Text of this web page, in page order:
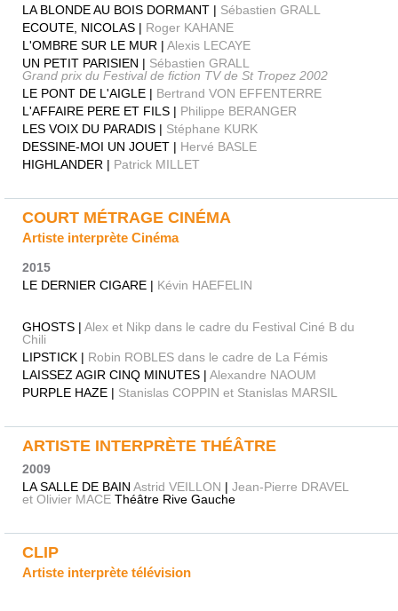
LA BLONDE AU BOIS DORMANT | Sébastien GRALL
ECOUTE, NICOLAS | Roger KAHANE
L'OMBRE SUR LE MUR | Alexis LECAYE
UN PETIT PARISIEN | Sébastien GRALL
Grand prix du Festival de fiction TV de St Tropez 2002
LE PONT DE L'AIGLE | Bertrand VON EFFENTERRE
L'AFFAIRE PERE ET FILS | Philippe BERANGER
LES VOIX DU PARADIS | Stéphane KURK
DESSINE-MOI UN JOUET | Hervé BASLE
HIGHLANDER | Patrick MILLET
COURT MÉTRAGE CINÉMA
Artiste interprète Cinéma
2015
LE DERNIER CIGARE | Kévin HAEFELIN
GHOSTS | Alex et Nikp dans le cadre du Festival Ciné B du
Chili
LIPSTICK | Robin ROBLES dans le cadre de La Fémis
LAISSEZ AGIR CINQ MINUTES | Alexandre NAOUM
PURPLE HAZE | Stanislas COPPIN et Stanislas MARSIL
ARTISTE INTERPRÈTE THÉÂTRE
2009
LA SALLE DE BAIN Astrid VEILLON | Jean-Pierre DRAVEL
et Olivier MACE Théâtre Rive Gauche
CLIP
Artiste interprète télévision